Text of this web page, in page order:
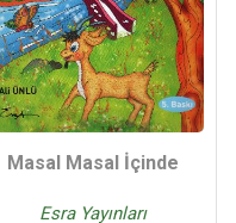
Masal Masal İçinde
Esra Yayınları